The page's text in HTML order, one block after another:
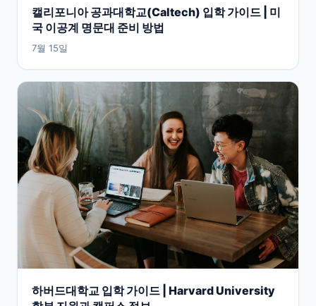
캘리포니아 공과대학교(Caltech) 입학 가이드 | 미
국 이공계 명문대 준비 방법
7월 15일
하버드대학교 입학 가이드 | Harvard University